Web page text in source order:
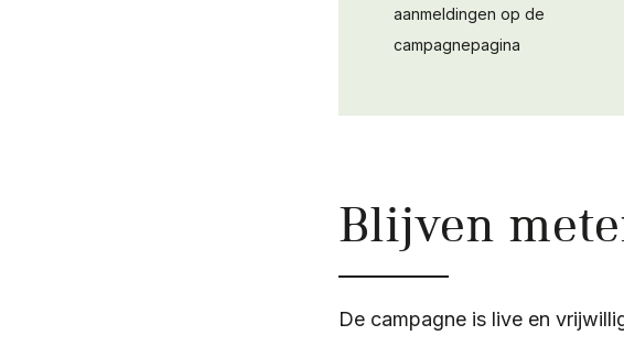
aanmeldingen op de
campagnepagina
Blijven
De campagne is live en